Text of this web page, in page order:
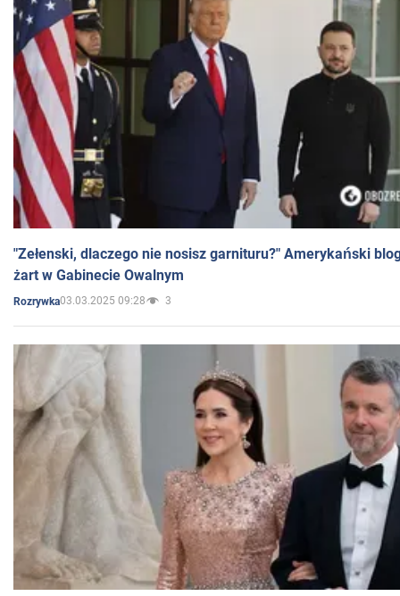
"Zełenski, dlaczego nie nosisz garnituru?" Amerykański
żart w Gabinecie Owalnym
Rozrywka03.03.2025 09:28 3